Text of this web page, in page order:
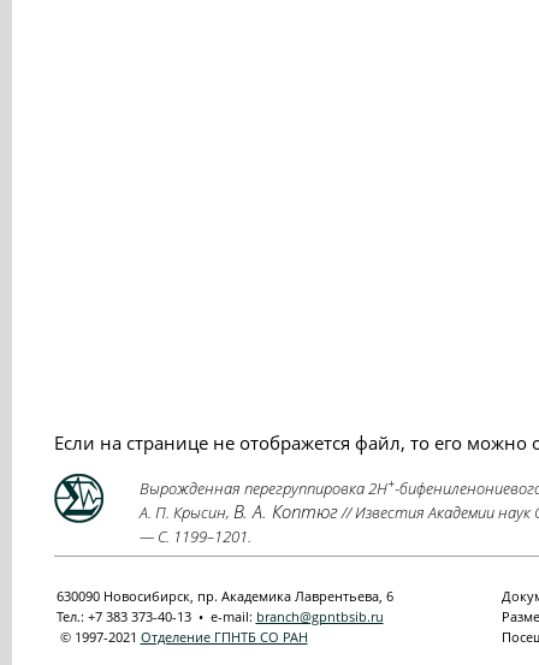
Если на странице не отображется файл, то его можно
Вырожденная перегруппировка 2H+-
А. П. Крысин, В. А. Коптюг// Известия Академии наук
— С. 1199–1201.
630090 Новосибирск, пр. Академика Лаврентьева, 6
Тел.: +7 383 373-40-13 • e-mail: branch@gpntbsib.ru
© 1997-2021 Отделение ГПНТБ СО РАН